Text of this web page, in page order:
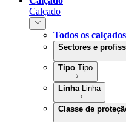
Calçado
Todos os calçados
Sectores e
Tipo Tipo
Linha Linha
Classe de